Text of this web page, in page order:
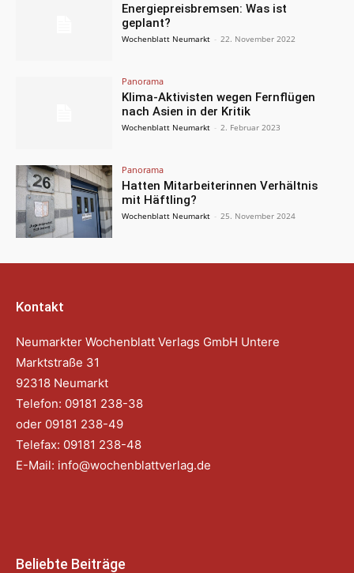
Energiepreisbremsen: Was ist
geplant?
Wochenblatt Neumarkt - 22. November 2022
Panorama
Klima-Aktivisten wegen Fernflügen
nach Asien in der Kritik
Wochenblatt Neumarkt - 2. Februar 2023
Panorama
Hatten Mitarbeiterinnen Verhältnis
mit Häftling?
Wochenblatt Neumarkt - 25. November 2024
Kontakt
Neumarkter Wochenblatt Verlags GmbH Untere
Marktstraße 31
92318 Neumarkt
Telefon: 09181 238-38
oder 09181 238-49
Telefax: 09181 238-48
E-Mail: info@wochenblattverlag.de
Beliebte Beiträge